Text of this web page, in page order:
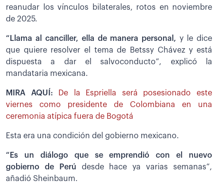
reanudar los vínculos bilaterales, rotos en noviembre
de 2025.
“Llama al canciller, ella de manera personal, y le dice
que quiere resolver el tema de Betssy Chávez y está
dispuesta a dar el salvoconducto”, explicó la
mandataria mexicana.
MIRA AQUÍ:
De la Espriella será posesionado este
viernes como presidente de Colombiana en una
ceremonia atípica fuera de Bogotá
Esta era una condición del gobierno mexicano.
“Es un diálogo que se emprendió con el nuevo
gobierno de Perú desde hace ya varias semanas”,
añadió Sheinbaum.